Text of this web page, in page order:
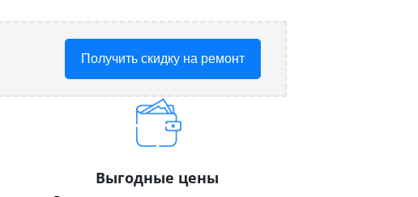
Получить скидку на ремонт
Выгодные цены